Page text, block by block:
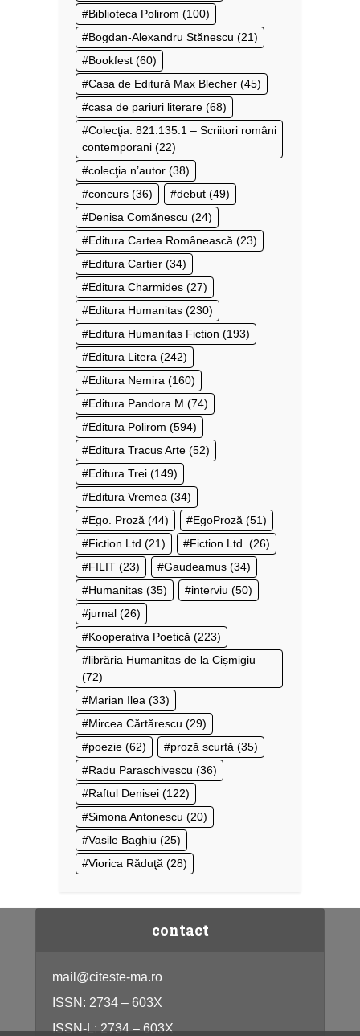
Biblioteca Polirom (100)
Bogdan-Alexandru Stănescu (21)
Bookfest (60)
Casa de Editură Max Blecher (45)
casa de pariuri literare (68)
Colecţia: 821.135.1 – Scriitori români
contemporani (22)
colecţia n’autor (38)
concurs (36) debut (49)
Denisa Comănescu (24)
Editura Cartea Românească (23)
Editura Cartier (34)
Editura Charmides (27)
Editura Humanitas (230)
Editura Humanitas Fiction (193)
Editura Litera (242)
Editura Nemira (160)
Editura Pandora M (74)
Editura Polirom (594)
Editura Tracus Arte (52)
Editura Trei (149)
Editura Vremea (34)
Ego. Proză (44) EgoProză (51)
Fiction Ltd (21) Fiction Ltd. (26)
FILIT (23) Gaudeamus (34)
Humanitas (35) interviu (50)
jurnal (26)
Kooperativa Poetică (223)
librăria Humanitas de la Cișmigiu
(72)
Marian Ilea (33)
Mircea Cărtărescu (29)
poezie (62) proză scurtă (35)
Radu Paraschivescu (36)
Raftul Denisei (122)
Simona Antonescu (20)
Vasile Baghiu (25)
Viorica Răduţă (28)
contact
mail@citeste-ma.ro
ISSN: 2734 – 603X
ISSN-L: 2734 – 603X